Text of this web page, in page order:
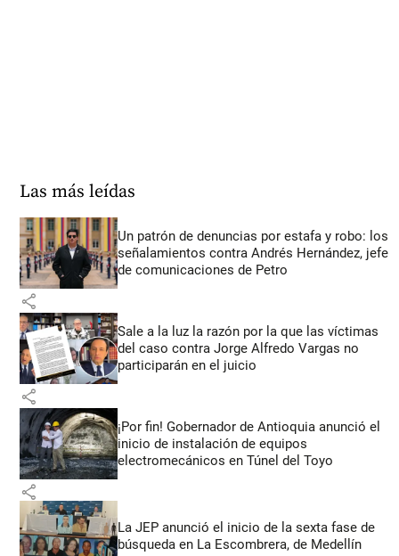
Las más leídas
Un patrón de denuncias por estafa y robo: los
señalamientos contra Andrés Hernández, jefe
de comunicaciones de Petro
share
Sale a la luz la razón por la que las víctimas
del caso contra Jorge Alfredo Vargas no
participarán en el juicio
share
¡Por fin! Gobernador de Antioquia anunció el
inicio de instalación de equipos
electromecánicos en Túnel del Toyo
share
La JEP anunció el inicio de la sexta fase de
búsqueda en La Escombrera, de Medellín